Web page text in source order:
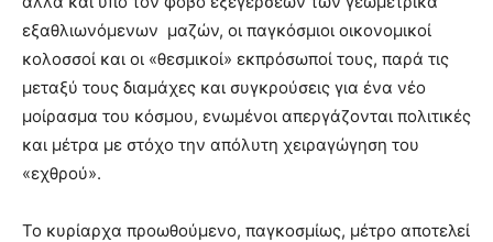
εξαθλιωνόμενων μαζών, οι παγκόσμιοι οικονομικοί
κολοσσοί και οι «θεσμικοί» εκπρόσωποί τους, παρά τις
μεταξύ τους διαμάχες και συγκρούσεις για ένα νέο
μοίρασμα του κόσμου, ενωμένοι απεργάζονται πολιτικές
και μέτρα με στόχο την απόλυτη χειραγώγηση του
«εχθρού».
Το κυρίαρχα προωθούμενο, παγκοσμίως, μέτρο αποτελεί